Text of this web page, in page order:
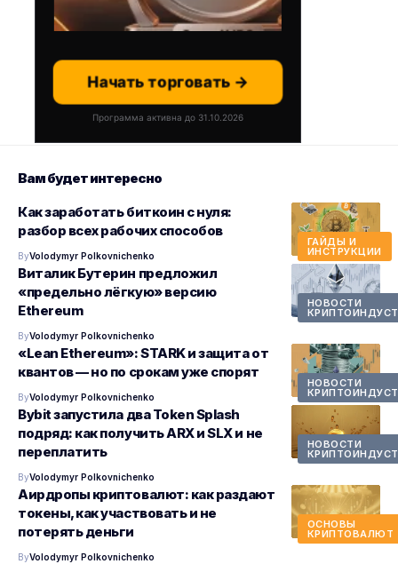
Начать торговать →
Программа активна до 31.10.2026
Вам будет интересно
ГАЙДЫ И
ИНСТРУКЦИИ
Как заработать биткоин с нуля:
разбор всех рабочих способов
ByVolodymyr Polkovnichenko
НОВОСТИ
Виталик Бутерин предложил
«предельно лёгкую» версию
Ethereum
ByVolodymyr Polkovnichenko
НОВОСТИ
«Lean Ethereum»: STARK и защита от
квантов — но по срокам уже спорят
ByVolodymyr Polkovnichenko
НОВОСТИ
Bybit запустила два Token Splash
подряд: как получить ARX и SLX и не
переплатить
ByVolodymyr Polkovnichenko
ОСНОВЫ
КРИПТОВАЛЮТ
Аирдропы криптовалют: как раздают
токены, как участвовать и не
потерять деньги
ByVolodymyr Polkovnichenko